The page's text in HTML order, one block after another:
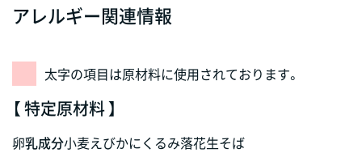
アレルギー関連情報
太字の項目は原材料に使用されております。
【 特定原材料 】
卵乳成分小麦えびかにくるみ落花生そば